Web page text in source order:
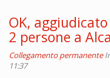
OK,
2 persone a
Collegamento permanente
11:37